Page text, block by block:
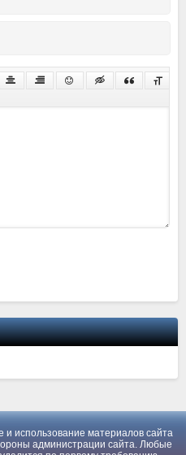
использование материалов сайта
администрации сайта. Любые